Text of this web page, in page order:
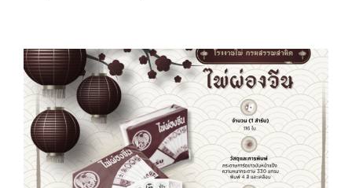
ให้
“ถูก
ประเภท”
งาน
สวย
ทน
คุ้ม
กว่า